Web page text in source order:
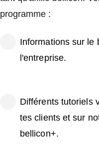
programme :
Informations sur le
l'entreprise.
Différents tutoriels
tes clients et sur
bellicon+.